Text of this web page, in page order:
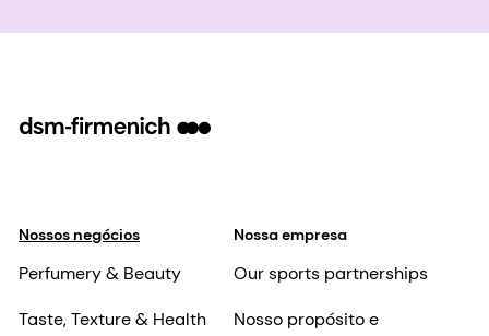
Nossos negócios
Perfumery & Beauty
Taste, Texture & Health
Nossa empresa
Our sports partnerships
Nosso propósito e